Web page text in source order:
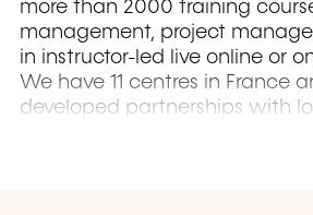
more than 2000 training
management, project
in instructor-led live online or
We have 11 centres in France
developed partnerships with
catalogue includes hundreds